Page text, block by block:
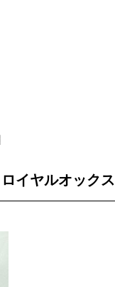
ロイヤルオック